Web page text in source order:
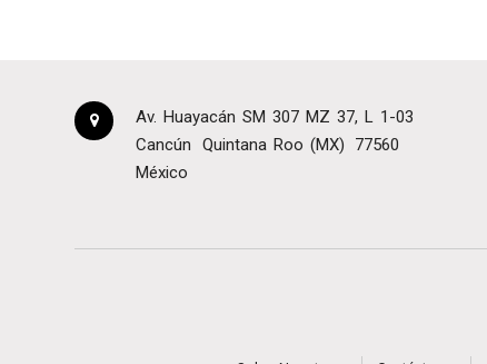
Av. Huayacán SM 307 MZ 37, L 1-03
Cancún
Quintana Roo (MX)
77560
México